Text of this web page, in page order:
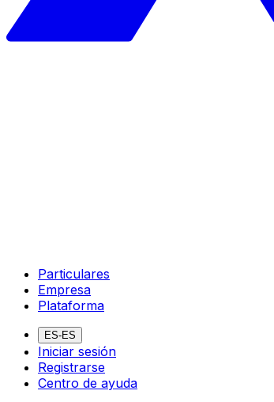
Particulares
Empresa
Plataforma
ES-ES
Iniciar sesión
Registrarse
Centro de ayuda